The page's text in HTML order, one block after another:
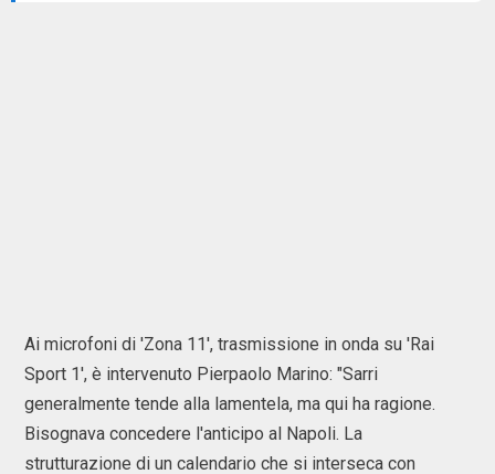
Ai microfoni di 'Zona 11', trasmissione in onda su 'Rai
Sport 1', è intervenuto Pierpaolo Marino: "Sarri
generalmente tende alla lamentela, ma qui ha ragione.
Bisognava concedere l'anticipo al Napoli. La
strutturazione di un calendario che si interseca con